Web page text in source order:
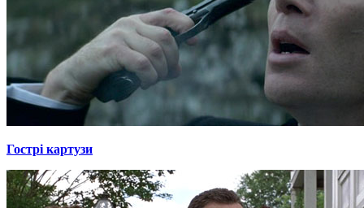
Гострі картузи